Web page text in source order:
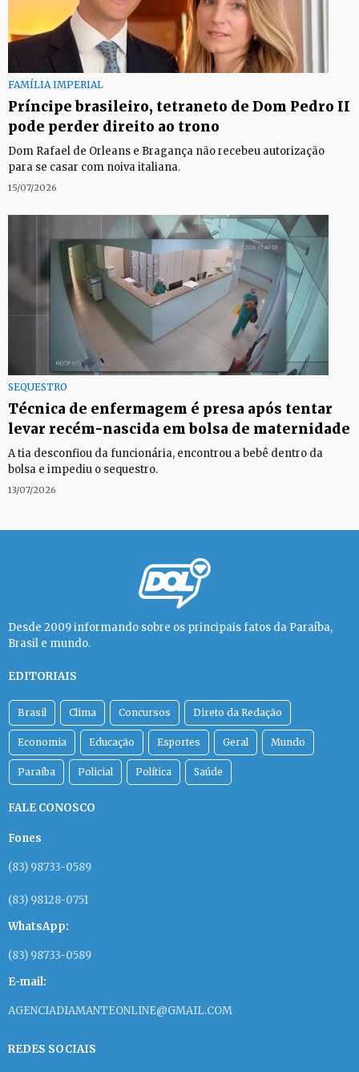
FAMÍLIA IMPERIAL
Príncipe brasileiro, tetraneto de Dom Pedro II
pode perder direito ao trono
Dom Rafael de Orleans e Bragança não recebeu autorização
para se casar com noiva italiana.
15/07/2026
SEQUESTRO
Técnica de enfermagem é presa após tentar
levar recém-nascida em bolsa de maternidade
A tia desconfiou da funcionária, encontrou a bebê dentro da
bolsa e impediu o sequestro.
13/07/2026
Desde 2009 informando sobre os principais fatos da Paraíba,
Brasil e mundo.
EDITORIAIS
Brasil Clima Concursos Direto da Redação
Economia Educação Esportes Geral Mundo
Paraíba Policial Política Saúde
FALE CONOSCO
Fones
(83) 98733-0589
(83) 98128-0751
WhatsApp:
(83) 98733-0589
E-mail:
AGENCIADIAMANTEONLINE@GMAIL.COM
REDES SOCIAIS